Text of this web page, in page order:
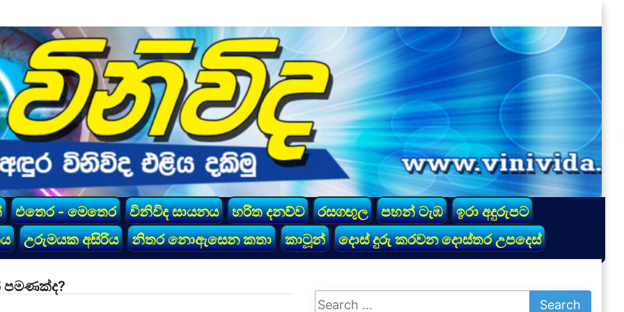
එතෙර - මෙතෙර විනිවිද සායනය හරිත දනව්ව රසගඟුල පහන් ටැඹ
ඉරා අදුරුපට
උරුමයක අසිරිය නිතර නොඇසෙන කතා කාටූන් දොස් දුරු කරවන දොස්තර උපදෙස්
පමණක්ද?